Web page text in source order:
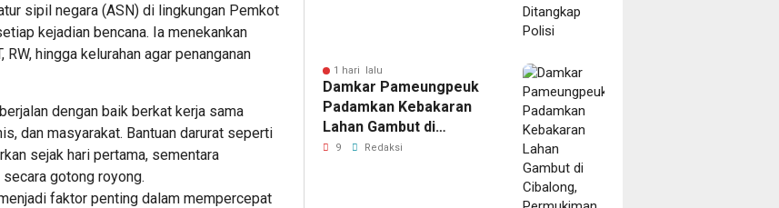
sipil negara (ASN) di lingkungan Pemkot
kejadian bencana. Ia menekankan
hingga kelurahan agar penanganan
dengan baik berkat kerja sama
dan masyarakat. Bantuan darurat seperti
sejak hari pertama, sementara
gotong royong.
faktor penting dalam mempercepat
1 hari lalu
Damkar Pameungpeuk
Padamkan Kebakaran
Lahan Gambut di
Cibalong, Permukiman
9 Redaksi